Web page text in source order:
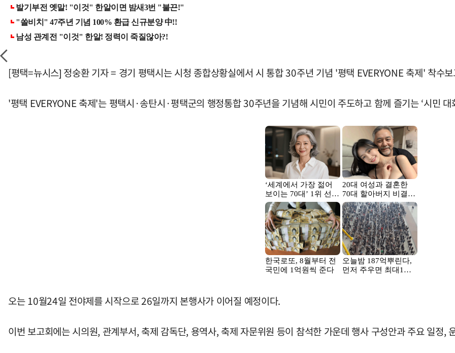
[평택=뉴시스] 정숭환 기자 = 경기 평택시는 시청 종합상황실에서 시 통합 30주년 기념 '평택 EVERYONE 축제' 착수
'평택 EVERYONE 축제'는 평택시·송탄시·평택군의 행정통합 30주년을 기념해 시민이 주도하고 함께 즐기는 ‘시민 대
오는 10월24일 전야제를 시작으로 26일까지 본행사가 이어질 예정이다.
이번 보고회에는 시의원, 관계부서, 축제 감독단, 용역사, 축제 자문위원 등이 참석한 가운데 행사 구성안과 주요 일정,